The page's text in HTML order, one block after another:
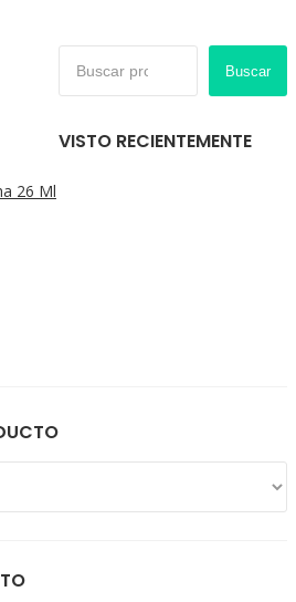
Buscar
VISTO RECIENTEMENTE
26 Ml